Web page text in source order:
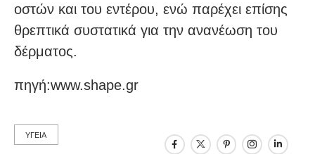
οστών και του εντέρου, ενώ παρέχει επίσης
θρεπτικά συστατικά για την ανανέωση του
δέρματος.
πηγή:www.shape.gr
ΥΓΕΙΑ